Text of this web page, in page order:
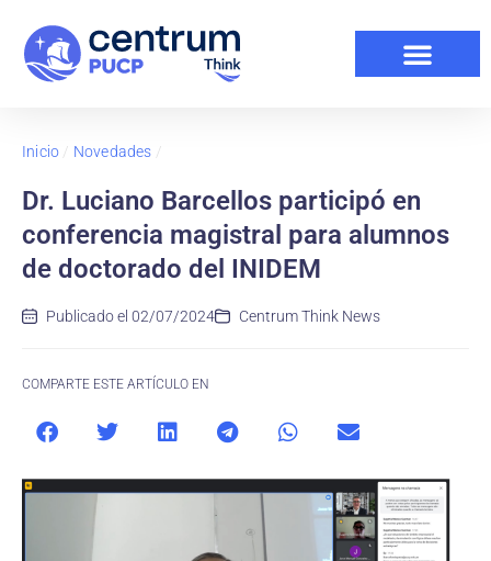
Inicio / Novedades /
Dr. Luciano Barcellos participó en
conferencia magistral para alumnos
de doctorado del INIDEM
Publicado el 02/07/2024 Centrum Think News
COMPARTE ESTE ARTÍCULO EN